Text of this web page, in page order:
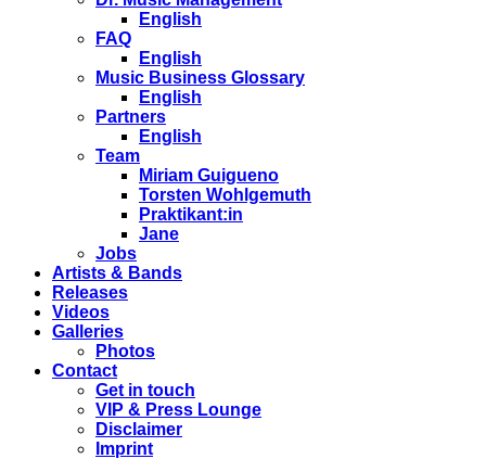
English
FAQ
English
Music Business Glossary
English
Partners
English
Team
Miriam Guigueno
Torsten Wohlgemuth
Praktikant:in
Jane
Jobs
Artists & Bands
Releases
Videos
Galleries
Photos
Contact
Get in touch
VIP & Press Lounge
Disclaimer
Imprint